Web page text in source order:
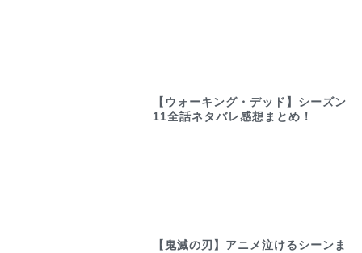
【ウォーキング・デッド】シーズン
11全話ネタバレ感想まとめ！
【鬼滅の刃】アニメ泣けるシーンま